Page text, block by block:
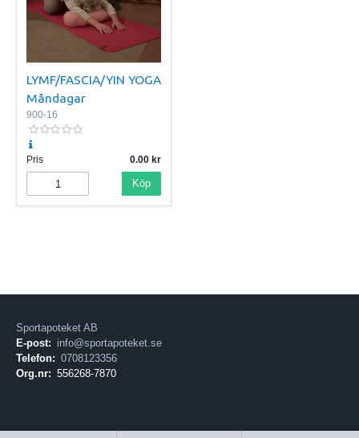
LYMF/FASCIA/YIN YOGA
Måndagar
900-16
Pris 0.00
Köp
Sportapoteket AB
E-post: info@sportapoteket.se
Telefon: 0708123356
Org.nr: 556268-7870